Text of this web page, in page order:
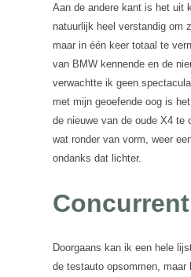
Aan de andere kant is het uit
natuurlijk heel verstandig om
maar in één keer totaal te
van BMW kennende en de
verwachtte ik geen
met mijn geoefende oog is
de nieuwe van de oude X4 te
wat ronder van vorm, weer
ondanks dat lichter.
Concurrent
Doorgaans kan ik een hele
de testauto opsommen,